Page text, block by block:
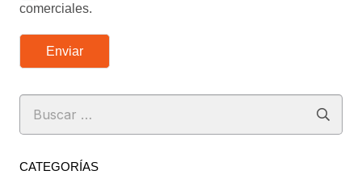
comerciales.
Enviar
Buscar:
CATEGORÍAS